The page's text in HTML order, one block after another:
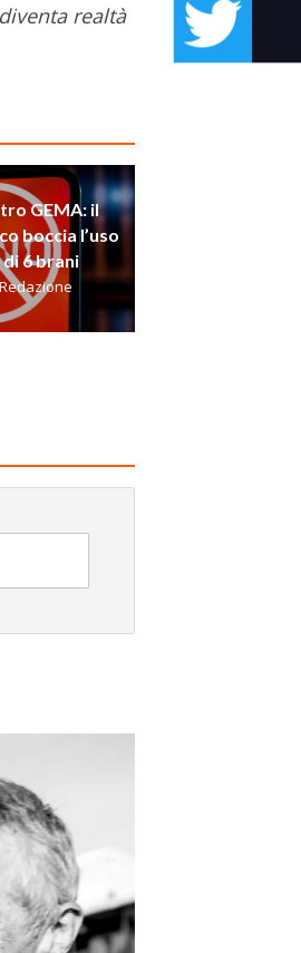
realtà
GEMA: il
boccia l’uso
di 6 brani
Redazione